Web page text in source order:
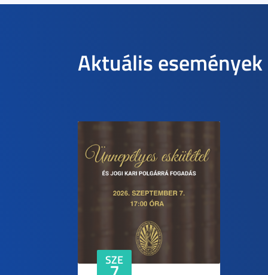
Aktuális események
SZE